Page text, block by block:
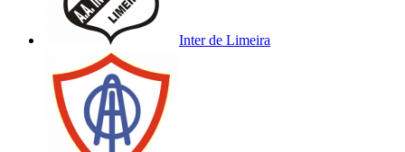
Inter de Limeira